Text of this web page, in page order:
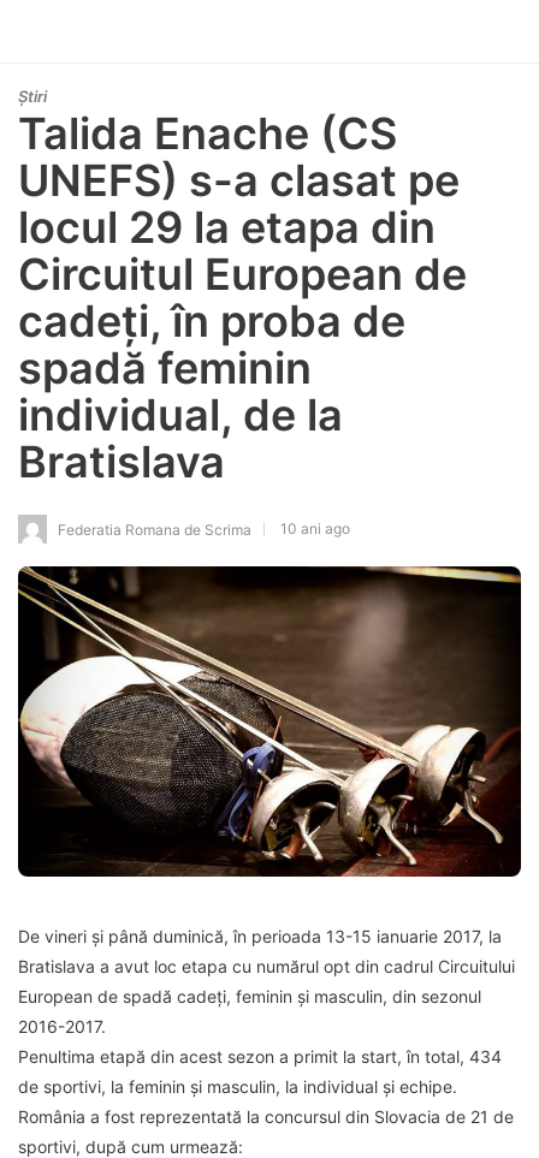
Știri
Talida Enache (CS
UNEFS) s-a clasat pe
locul 29 la etapa din
Circuitul European de
cadeți, în proba de
spadă feminin
individual, de la
Bratislava
Federatia Romana de Scrima 10 ani ago
De vineri și până duminică, în perioada 13-15 ianuarie 2017, la
Bratislava a avut loc etapa cu numărul opt din cadrul Circuitului
European de spadă cadeți, feminin și masculin, din sezonul
2016-2017.
Penultima etapă din acest sezon a primit la start, în total, 434
de sportivi, la feminin și masculin, la individual și echipe.
România a fost reprezentată la concursul din Slovacia de 21 de
sportivi, după cum urmează: